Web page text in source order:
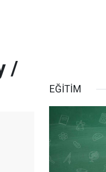
/
EĞİTİM